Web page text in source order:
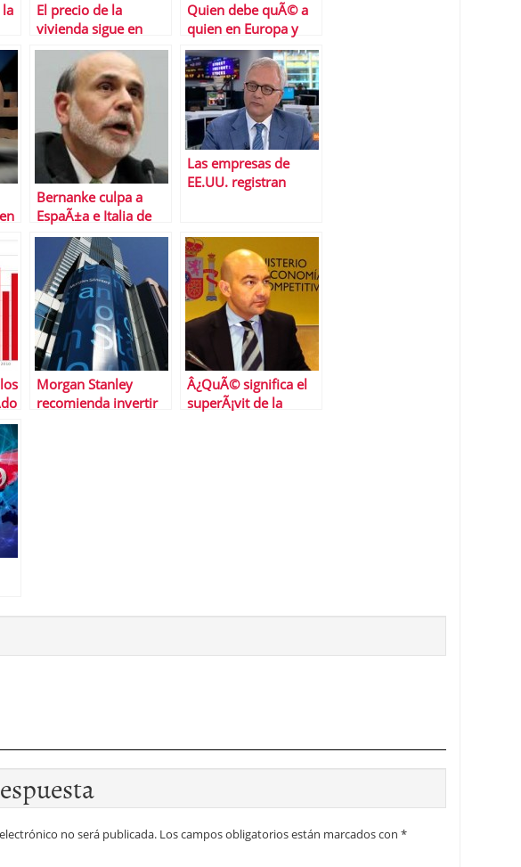
la
El precio de la
vivienda sigue en
caida libre…
Quien debe quÃ© a
quien en Europa y
Estados Unidos
Bernanke culpa a
EspaÃ±a e Italia de
retrasar la
recuperaciÃ³n
Las empresas de
EE.UU. registran
Morgan Stanley
recomienda invertir
Â¿QuÃ© significa el
superÃ¡vit de la
no será publicada. Los campos obligatorios están marcados con *